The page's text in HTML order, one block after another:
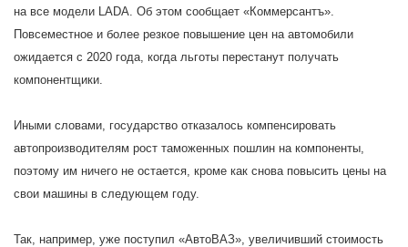
на все модели LADA. Об этом сообщает «Коммерсантъ».
Повсеместное и более резкое повышение цен на автомобили
ожидается с 2020 года, когда льготы перестанут получать
компонентщики.
Иными словами, государство отказалось компенсировать
автопроизводителям рост таможенных пошлин на компоненты,
поэтому им ничего не остается, кроме как снова повысить цены на
свои машины в следующем году.
Так, например, уже поступил «АвтоВАЗ», увеличивший стоимость